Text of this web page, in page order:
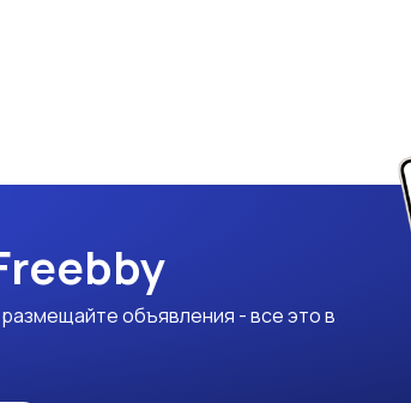
объявления - все это в